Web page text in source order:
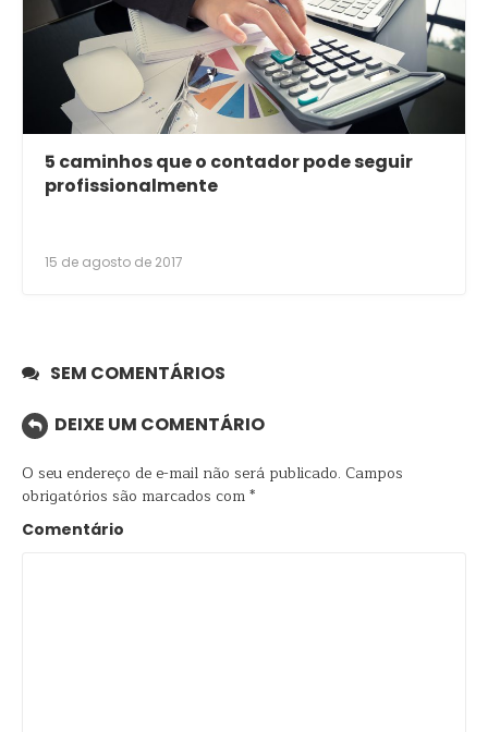
5 caminhos que o contador pode seguir
profissionalmente
15 de agosto de 2017
SEM COMENTÁRIOS
DEIXE UM COMENTÁRIO
O seu endereço de e-mail não será publicado. Campos
obrigatórios são marcados com*
Comentário